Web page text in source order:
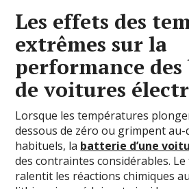
Les effets des
extrêmes sur la
performance
de voitures
Lorsque les températures
dessous de zéro ou grimpent au-
habituels, la batterie d’une
des contraintes considérables.
ralentit les réactions chimiques